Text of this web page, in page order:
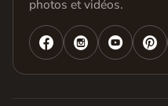
photos et vidéos.
   